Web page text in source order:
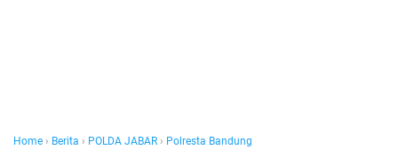
Home › Berita › POLDA JABAR › Polresta Bandung